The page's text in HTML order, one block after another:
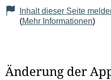
Inhalt dieser Seite
(Mehr Informationen)
Änderung der